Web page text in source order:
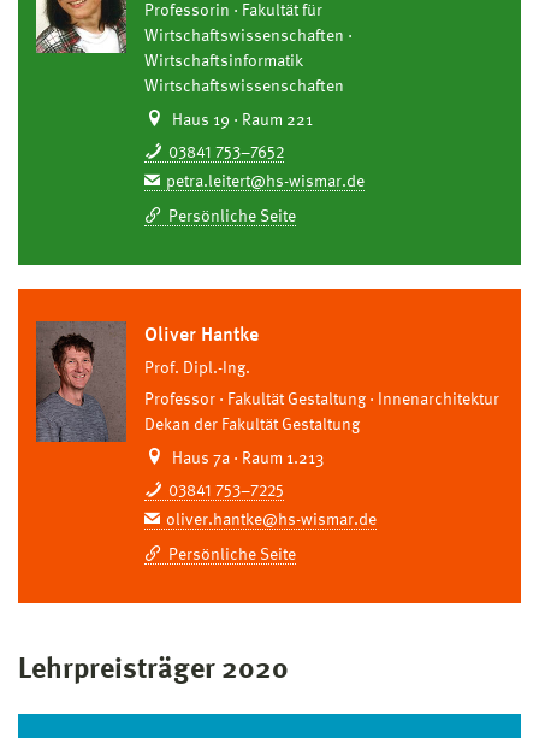
Professorin
Fakultät für
Wirtschaftswissenschaften
Wirtschaftsinformatik
Wirtschaftswissenschaften
Haus 19 · Raum 221
03841 753–7652
petra.leitert@hs-wismar.de
Persönliche Seite
Oliver Hantke
Prof. Dipl.-Ing.
Professor
Fakultät Gestaltung
Innenarchitektur
Dekan der Fakultät Gestaltung
Haus 7a · Raum 1.213
03841 753–7225
oliver.hantke@hs-wismar.de
Persönliche Seite
Lehrpreisträger 2020